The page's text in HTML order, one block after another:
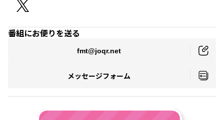
番組にお便りを送る
fmt@joqr.net
メッセージフォーム